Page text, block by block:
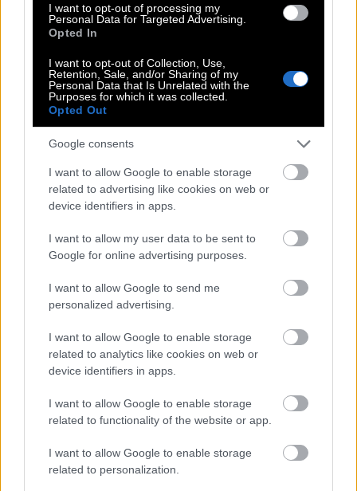
I want to opt-out of processing my
Personal Data for Targeted Advertising.
Opted In
I want to opt-out of Collection, Use,
Retention, Sale, and/or Sharing of my
Personal Data that Is Unrelated with the
Purposes for which it was collected.
Opted Out
Google consents
I want to allow Google to enable storage
related to advertising like cookies on web or
device identifiers in apps.
I want to allow my user data to be sent to
Google for online advertising purposes.
I want to allow Google to send me
personalized advertising.
I want to allow Google to enable storage
related to analytics like cookies on web or
device identifiers in apps.
I want to allow Google to enable storage
related to functionality of the website or app.
I want to allow Google to enable storage
related to personalization.
Τα subcultures δεν πέθαναν (;)
Παρά τη νοσταλγία για τις δεκαετίες του ’70 και
του ’80, οι δημιουργοί του μουσείου απορρίπτουν
την ιδέα ότι τα subcultures έχουν εξαφανιστεί.
«ΔΕΝ ΜΠΟΡΟΎΜΕ ΝΑ ΑΡΝΗΘΟΎΜΕ ΌΤΙ ΤΑ
ΠΡΆΓΜΑΤΑ ΕΊΝΑΙ ΔΙΑΦΟΡΕΤΙΚΆ — ΑΛΛΆ ΔΕΝ
ΈΧΟΥΝ ΠΕΘΆΝΕΙ. ΑΠΛΏΣ ΣΉΜΕΡΑ ΟΙ ΆΝΘΡΩΠΟΙ
ΑΝ ΔΕΙΣ ΤΗ ΣΚΗΝΉ ΤΟΥ ANIME Ή ΤΗΣ K-POP, ΈΧΕΙ Ό
ΛΑ ΤΑ ΧΑΡΑΚΤΗΡΙΣΤΙΚΆ ΕΝΌΣ ΚΛΑΣΙΚΟΎ S
ΟΥΣΙΚΉ. ΕΊΝΑΙ ΑΠΛΏΣ ΠΙΟ ΡΕΥΣΤΆ ΚΑΙ ΠΙΟ Σ
ΥΓΚΕΡΙΜΈΝΑ».